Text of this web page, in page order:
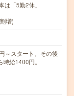
「5勤2休」
増)
～スタート。その後
給1400円。